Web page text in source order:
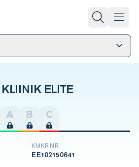
ELITE
A B C
KMKR NR:
EE102150641